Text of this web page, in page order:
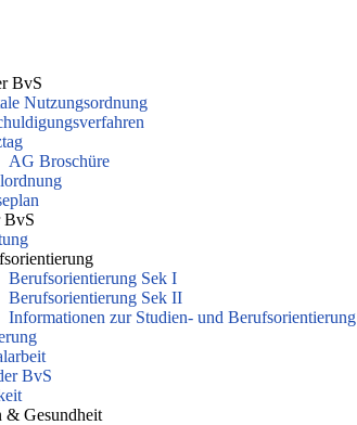
BvS
Nutzungsordnung
AG Broschüre
BvS
Berufsorientierung Sek I
Berufsorientierung Sek II
Informationen zur Studien- und Berufsorientierung
BvS
& Gesundheit